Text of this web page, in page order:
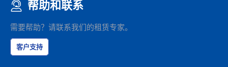
帮助和联系
需要帮助？请联系我们的租赁专家。
客户支持